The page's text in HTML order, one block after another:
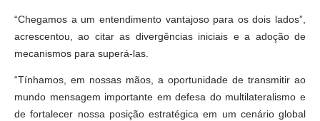
“Chegamos a um entendimento vantajoso para os dois lados”,
acrescentou, ao citar as divergências iniciais e a adoção de
mecanismos para superá-las.
“Tínhamos, em nossas mãos, a oportunidade de transmitir ao
mundo mensagem importante em defesa do multilateralismo e
de fortalecer nossa posição estratégica em um cenário global